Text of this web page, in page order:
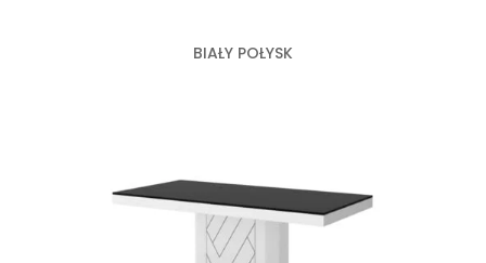
BIAŁY POŁYSK